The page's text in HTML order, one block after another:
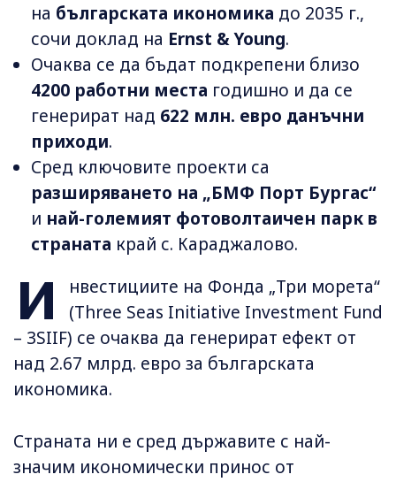
на българската икономика до 2035 г.,
сочи доклад на Ernst & Young.
Очаква се да бъдат подкрепени близо
4200 работни места годишно и да се
генерират над 622 млн. евро данъчни
приходи.
Сред ключовите проекти са
разширяването на „БМФ Порт Бургас“
и най-големият фотоволтаичен парк в
страната край с. Караджалово.
И
нвестициите на Фонда „Три морета“
(Three Seas Initiative Investment Fund
– 3SIIF) се очаква да генерират ефект от
над 2.67 млрд. евро за българската
икономика.
Страната ни е сред държавите с най-
значим икономически принос от